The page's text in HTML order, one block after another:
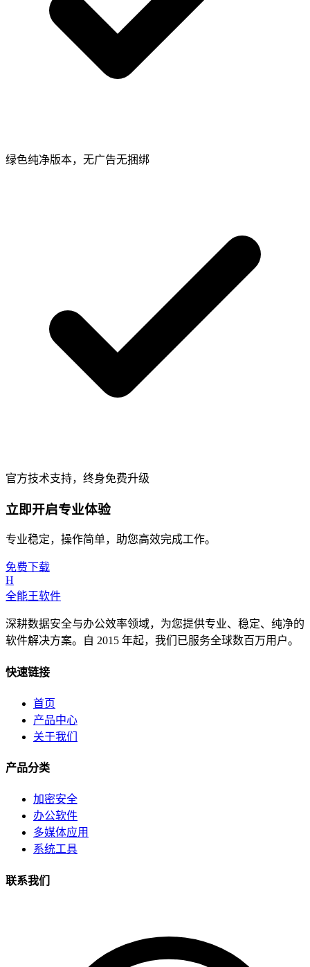
绿色纯净版本，无广告无捆绑
官方技术支持，终身免费升级
立即开启专业体验
专业稳定，操作简单，助您高效完成工作。
免费下载
H
全能王软件
深耕数据安全与办公效率领域，为您提供专业、稳定、纯净的
软件解决方案。自 2015 年起，我们已服务全球数百万用户。
快速链接
首页
产品中心
关于我们
产品分类
加密安全
办公软件
多媒体应用
系统工具
联系我们